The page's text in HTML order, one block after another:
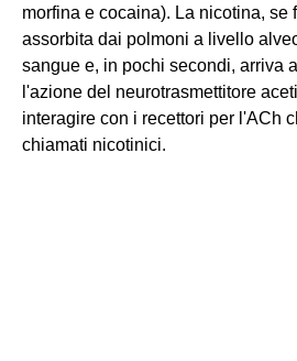
morfina e cocaina). La nicotina, se
assorbita dai polmoni a livello
sangue e, in pochi secondi, arriva
l'azione del neurotrasmettitore
interagire con i recettori per l'ACh
chiamati nicotinici.